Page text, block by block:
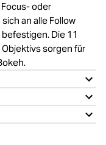
oder
an alle Follow
Die 11
sorgen für